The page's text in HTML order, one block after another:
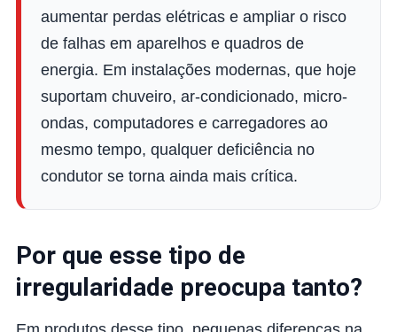
aumentar perdas elétricas e ampliar o risco
de falhas em aparelhos e quadros de
energia. Em instalações modernas, que hoje
suportam chuveiro, ar-condicionado, micro-
ondas, computadores e carregadores ao
mesmo tempo, qualquer deficiência no
condutor se torna ainda mais crítica.
Por que esse tipo de
irregularidade preocupa tanto?